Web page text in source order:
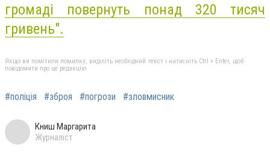
громаді повернуть понад 320 тисяч
гривень".
Якщо ви помітили помилку, виділіть необхідний текст і натисніть Ctrl + Enter, щоб
повідомити про це редакцію
#поліція #зброя #погрози #зловмисник
Книш Маргарита
Журналіст